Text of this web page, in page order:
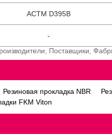
АСТМ D395B
-
Поставщики,
Резиновая прокладка NBR
FKM Viton